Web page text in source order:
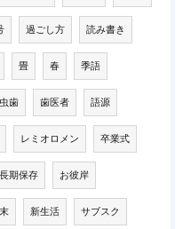
過ごし方 読み書き
畳 春 季語
虫歯 歯医者 語源
レミオロメン 卒業式
長期保存 お彼岸
新生活 サブスク